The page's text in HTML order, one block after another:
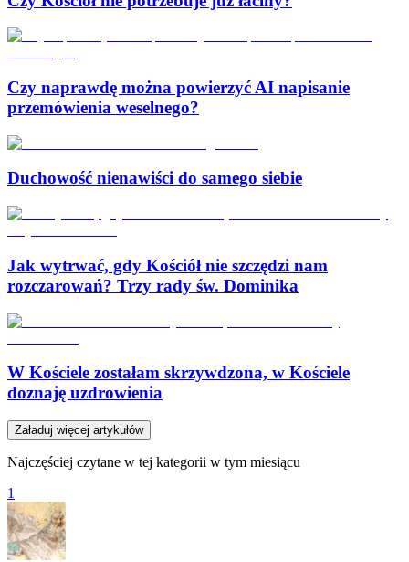
Czy naprawdę można powierzyć AI napisanie
przemówienia weselnego?
Duchowość nienawiści do samego siebie
Jak wytrwać, gdy Kościół nie szczędzi nam
rozczarowań? Trzy rady św. Dominika
W Kościele zostałam skrzywdzona, w Kościele
doznaję uzdrowienia
Załaduj więcej artykułów
Najczęściej czytane w tej kategorii w tym miesiącu
1